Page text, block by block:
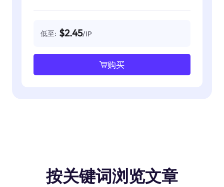
低至: $2.45/IP
购买
按关键词浏览文章